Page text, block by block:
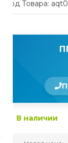
Код Товара:
В наличии